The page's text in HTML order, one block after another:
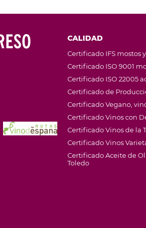
CALIDAD
Certificado IFS mostos
Certificado ISO 9001
Certificado ISO 22005
Certificado de
Certificado Vegano,
Certificado Vinos con
Certificado Vinos de la
Certificado Vinos
Certificado Aceite de
Toledo